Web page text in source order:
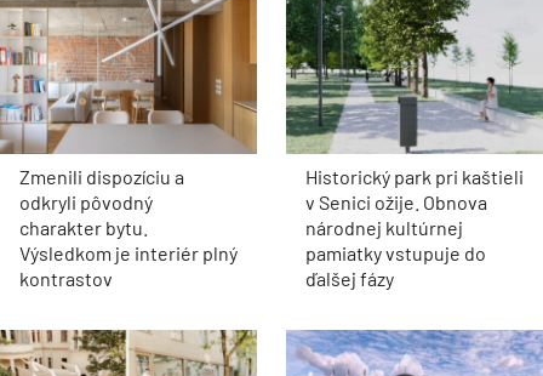
Zmenili dispozíciu a
odkryli pôvodný
charakter bytu.
Výsledkom je interiér plný
kontrastov
Historický park pri kaštieli
v Senici ožije. Obnova
národnej kultúrnej
pamiatky vstupuje do
ďalšej fázy